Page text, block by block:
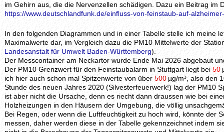
im Gehirn aus, die die Nervenzellen schädigen. Dazu ein Beitrag im
https://www.deutschlandfunk.de/einfluss-von-feinstaub-auf-
In den folgenden Diagrammen und in einer Tabelle stelle ich meine
Maximalwerte dar, im Vergleich dazu die PM10 Mittelwerte der
Landesanstalt für Umwelt Baden-Württemberg).
Der Messcontainer am Neckartor wurde Ende Mai 2026 abgebaut
Der PM10 Grenzwert für den Feinstaubalarm in Stuttgart liegt bei 50
ich hier auch schon mal Spitzenwerte von über 500 µg/m³, also den
Stunde des neuen Jahres 2020 (Silvesterfeuerwerk!) lag der PM10
ist aber nicht die Ursache, denn es riecht dann draussen wie bei
Holzheizungen in den Häusern der Umgebung, die völlig
Bei Regen, oder wenn die Luftfeuchtigkeit zu hoch wird, könnte der
messen, daher werden diese in der Tabelle gekennzeichnet indem